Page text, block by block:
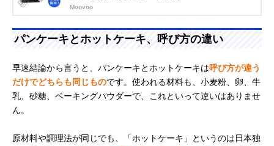
Moovoo
パンケーキとホットケーキ、呼び方の違い
早速結論から言うと、パンケーキとホットケーキは呼び方が違う
だけでどちらも同じものです。使われる材料も、小麦粉、卵、牛
乳、砂糖、ベーキングパウダーで、これといって違いはありませ
ん。
原材料や調理法が同じでも、「ホットケーキ」というのは日本独